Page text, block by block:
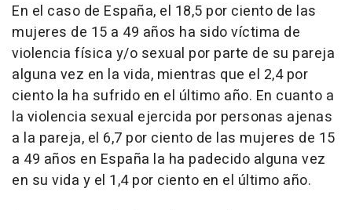
En el caso de España, el 18,5 por ciento de las
mujeres de 15 a 49 años ha sido víctima de
violencia física y/o sexual por parte de su pareja
alguna vez en la vida, mientras que el 2,4 por
ciento la ha sufrido en el último año. En cuanto a
la violencia sexual ejercida por personas ajenas
a la pareja, el 6,7 por ciento de las mujeres de 15
a 49 años en España la ha padecido alguna vez
en su vida y el 1,4 por ciento en el último año.